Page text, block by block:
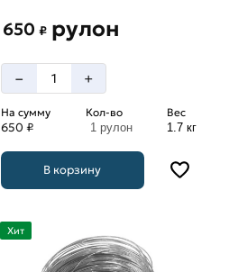
650 ₽ рулон
– +
На сумму
650 ₽
Кол-во
1 рулон
Вес
1.7 кг
В корзину
Хит